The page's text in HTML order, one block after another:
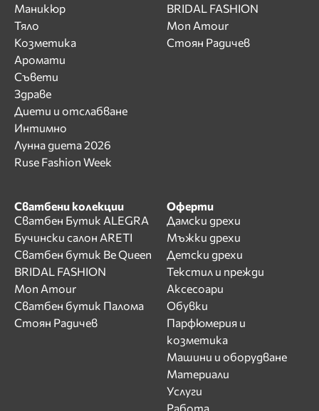
Маникюр
Тяло
Козметика
Аромати
Съвети
Здраве
Диети и отслабване
Интимно
Лунна диета 2026
Ruse Fashion Week
BRIDAL FASHION
Mon Amour
Стоян Радичев
Сватбени колекции
Сватбен Бутик ALEGRA
Бучински салон ARETI
Сватбен бутик Be Queen
BRIDAL FASHION
Mon Amour
Сватбен бутик Палома
Стоян Радичев
Оферти
Дамски дрехи
Мъжки дрехи
Детски дрехи
Текстил и прежди
Аксесоари
Обувки
Парфюмерия и
козметика
Машини и оборудване
Материали
Услуги
Работа